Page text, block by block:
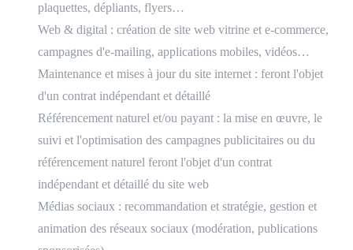
plaquettes, dépliants, flyers…
Web & digital : création de site web vitrine et e-commerce,
campagnes d'e-mailing, applications mobiles, vidéos…
Maintenance et mises à jour du site internet : feront l'objet
d'un contrat indépendant et détaillé
Référencement naturel et/ou payant : la mise en œuvre, le
suivi et l'optimisation des campagnes publicitaires ou du
référencement naturel feront l'objet d'un contrat
indépendant et détaillé du site web
Médias sociaux : recommandation et stratégie, gestion et
animation des réseaux sociaux (modération, publications